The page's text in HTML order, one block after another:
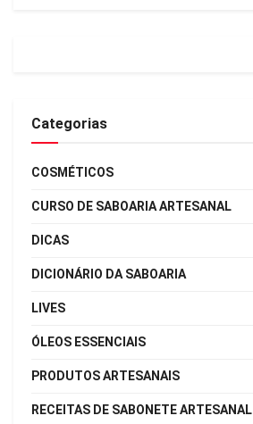
Categorias
COSMÉTICOS
CURSO DE SABOARIA ARTESANAL
DICAS
DICIONÁRIO DA SABOARIA
LIVES
ÓLEOS ESSENCIAIS
PRODUTOS ARTESANAIS
RECEITAS DE SABONETE ARTESANAL